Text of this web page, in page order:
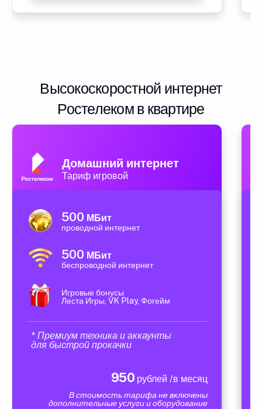
Высокоскоростной интернет
Ростелеком в квартире
Домашний интернет
Тариф игровой
500 МБит
проводной интернет
500 МБит
беспроводной интернет
Игровые бонусы
Леста Игры, VK Play, Фогейм
* Премиум техника и аккаунты
для быстрой прокачки
950 рублей /в месяц
В стоимость тарифа не включены
дополнительные услуги и оборудование